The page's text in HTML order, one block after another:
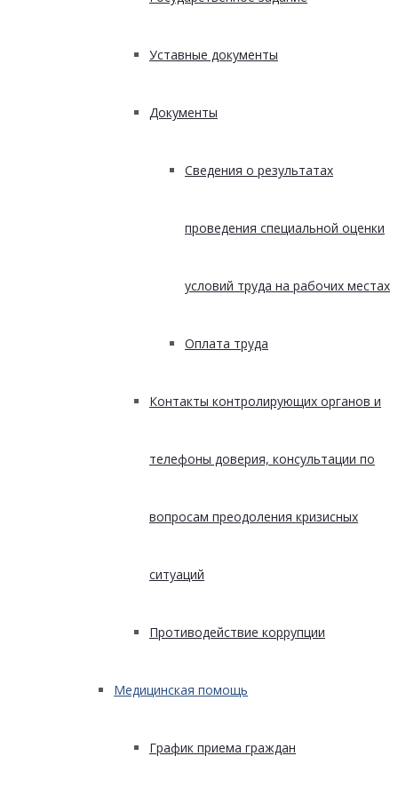
Уставные документы
Документы
Сведения о результатах
проведения специальной оценки
условий труда на рабочих местах
Оплата труда
Контакты контролирующих органов и
телефоны доверия, консультации по
вопросам преодоления кризисных
ситуаций
Противодействие коррупции
Медицинская помощь
График приема граждан